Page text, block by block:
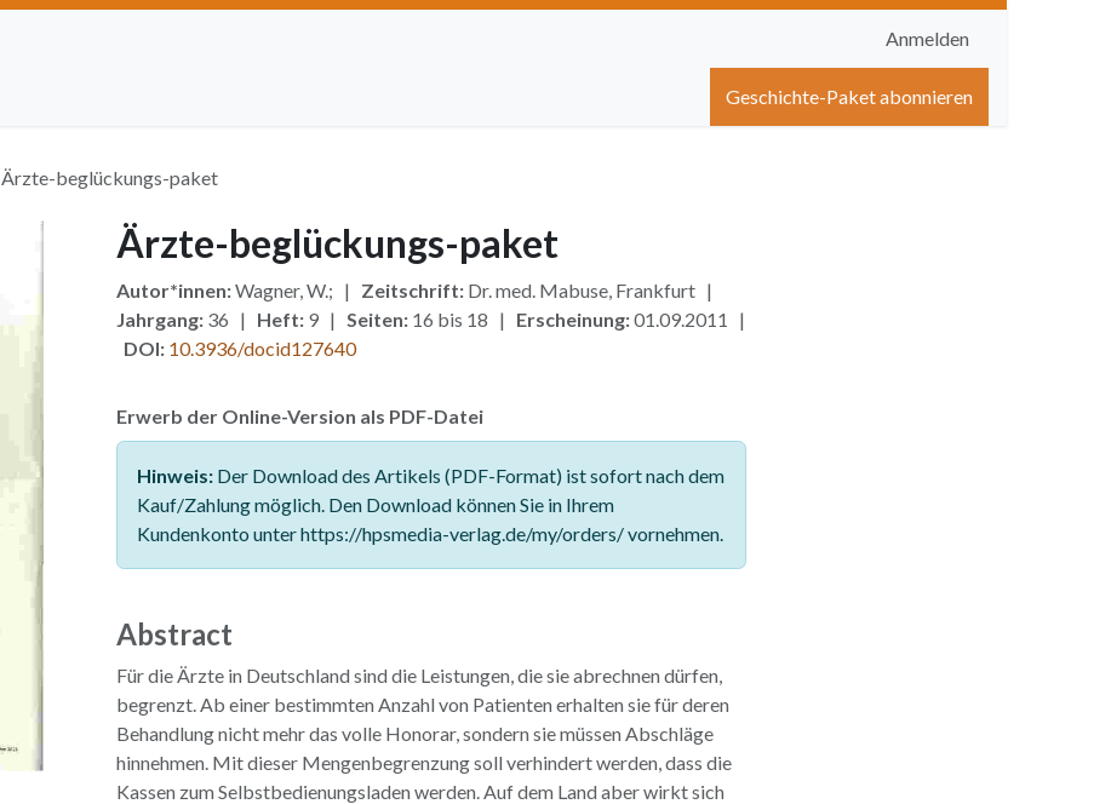
Anmelden
Hilfe
Geschichte-Paket abonnieren
Ärzte-beglückungs-paket
Ärzte-beglückungs-paket
Autor*innen:Wagner, W.; | Zeitschrift:Dr. med. Mabuse, Frankfurt |
Jahrgang:36 | Heft:9 | Seiten:16 bis 18 | Erscheinung:01.09.2011 |
DOI: 10.3936/docid127640
Erwerb der Online-Version als PDF-Datei
Hinweis:Der Download des Artikels (PDF-Format) ist sofort nach dem
Kauf/Zahlung möglich. Den Download können Sie in Ihrem
Kundenkonto unter https://hpsmedia-verlag.de/my/orders/ vornehmen.
Abstract
Für die Ärzte in Deutschland sind die Leistungen, die sie abrechnen dürfen,
begrenzt. Ab einer bestimmten Anzahl von Patienten erhalten sie für deren
Behandlung nicht mehr das volle Honorar, sondern sie müssen Abschläge
hinnehmen. Mit dieser Mengenbegrenzung soll verhindert werden, dass die
Kassen zum Selbstbedienungsladen werden. Auf dem Land aber wirkt sich